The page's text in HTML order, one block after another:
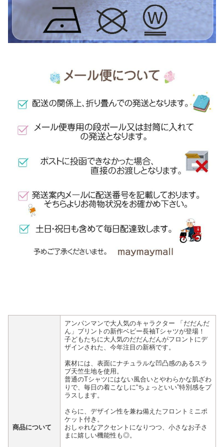
商品について
アンパンマンで大人気のキャラクター 「だだんだ
ん」プリントの新作ベビー長袖Tシャツが登場！
子どもたちに大人気のだだんだんがフロントにデ
ザインされた、今年注目の新柄です。
素材には、表面にナチュラルな凹凸感のあるスラ
ブ天竺生地を使用。
普通のTシャツにはない風合いとやわらかな肌ざわ
りで、毎日の着こなしに“ちょっといい”特別感をプ
ラスします。
さらに、デザイン性を兼ね備えたフロントミニポ
ケット付き。
おしゃれなアクセントになりつつ、小さなお子さ
まに嬉しい機能性も◎。